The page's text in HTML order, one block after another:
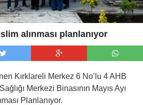
alınması planlanıyor
Kırklareli Merkez 6 No’lu 4 AHB
Merkezi Binasının Mayıs Ayı
Planlanıyor.